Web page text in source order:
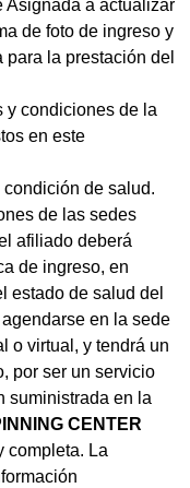
Asignada a actualizar
de foto de ingreso y
la prestación del
y condiciones de la
en este
condición de salud.
de las sedes
afiliado deberá
de ingreso, en
estado de salud del
en la sede
o virtual, y tendrá un
por ser un servicio
suministrada en la
CENTER
completa. La